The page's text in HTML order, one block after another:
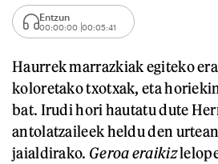
Entzun
00:00:00 00:05:41
Haurrek marrazkiak egiteko
koloretako txotxak, eta
bat. Irudi hori hautatu dute
antolatzaileek heldu den
jaialdirako. Geroa eraikiz